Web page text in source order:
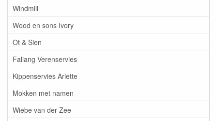
Windmill
Wood en sons Ivory
Ot & Sien
Faliang Verenservies
Kippenservies Arlette
Mokken met namen
Wiebe van der Zee